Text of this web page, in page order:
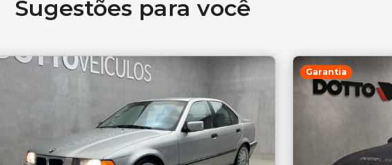
Sugestões para você
Garantia